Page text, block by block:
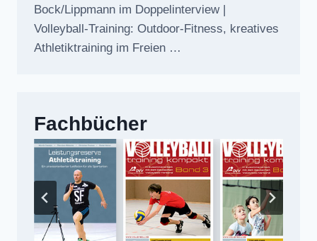
Bock/Lippmann im Doppelinterview |
Volleyball-Training: Outdoor-Fitness, kreatives
Athletiktraining im Freien …
Fachbücher